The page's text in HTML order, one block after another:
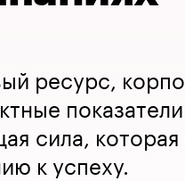
ресурс,
сила,
к успеху.